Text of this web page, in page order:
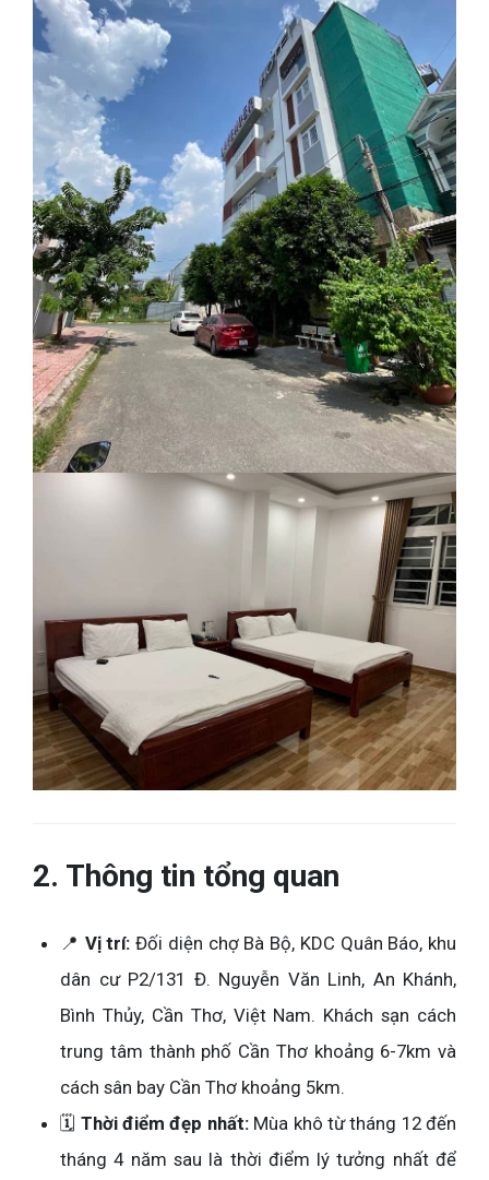
2. Thông tin tổng quan
📍 Vị trí: Đối diện chợ Bà Bộ, KDC Quân Báo, khu
dân cư P2/131 Đ. Nguyễn Văn Linh, An Khánh,
Bình Thủy, Cần Thơ, Việt Nam. Khách sạn cách
trung tâm thành phố Cần Thơ khoảng 6-7km và
cách sân bay Cần Thơ khoảng 5km.
🗓️ Thời điểm đẹp nhất:Mùa khô từ tháng 12 đến
tháng 4 năm sau là thời điểm lý tưởng nhất để